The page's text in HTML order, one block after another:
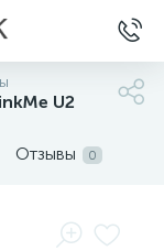
U2
Отзывы 0